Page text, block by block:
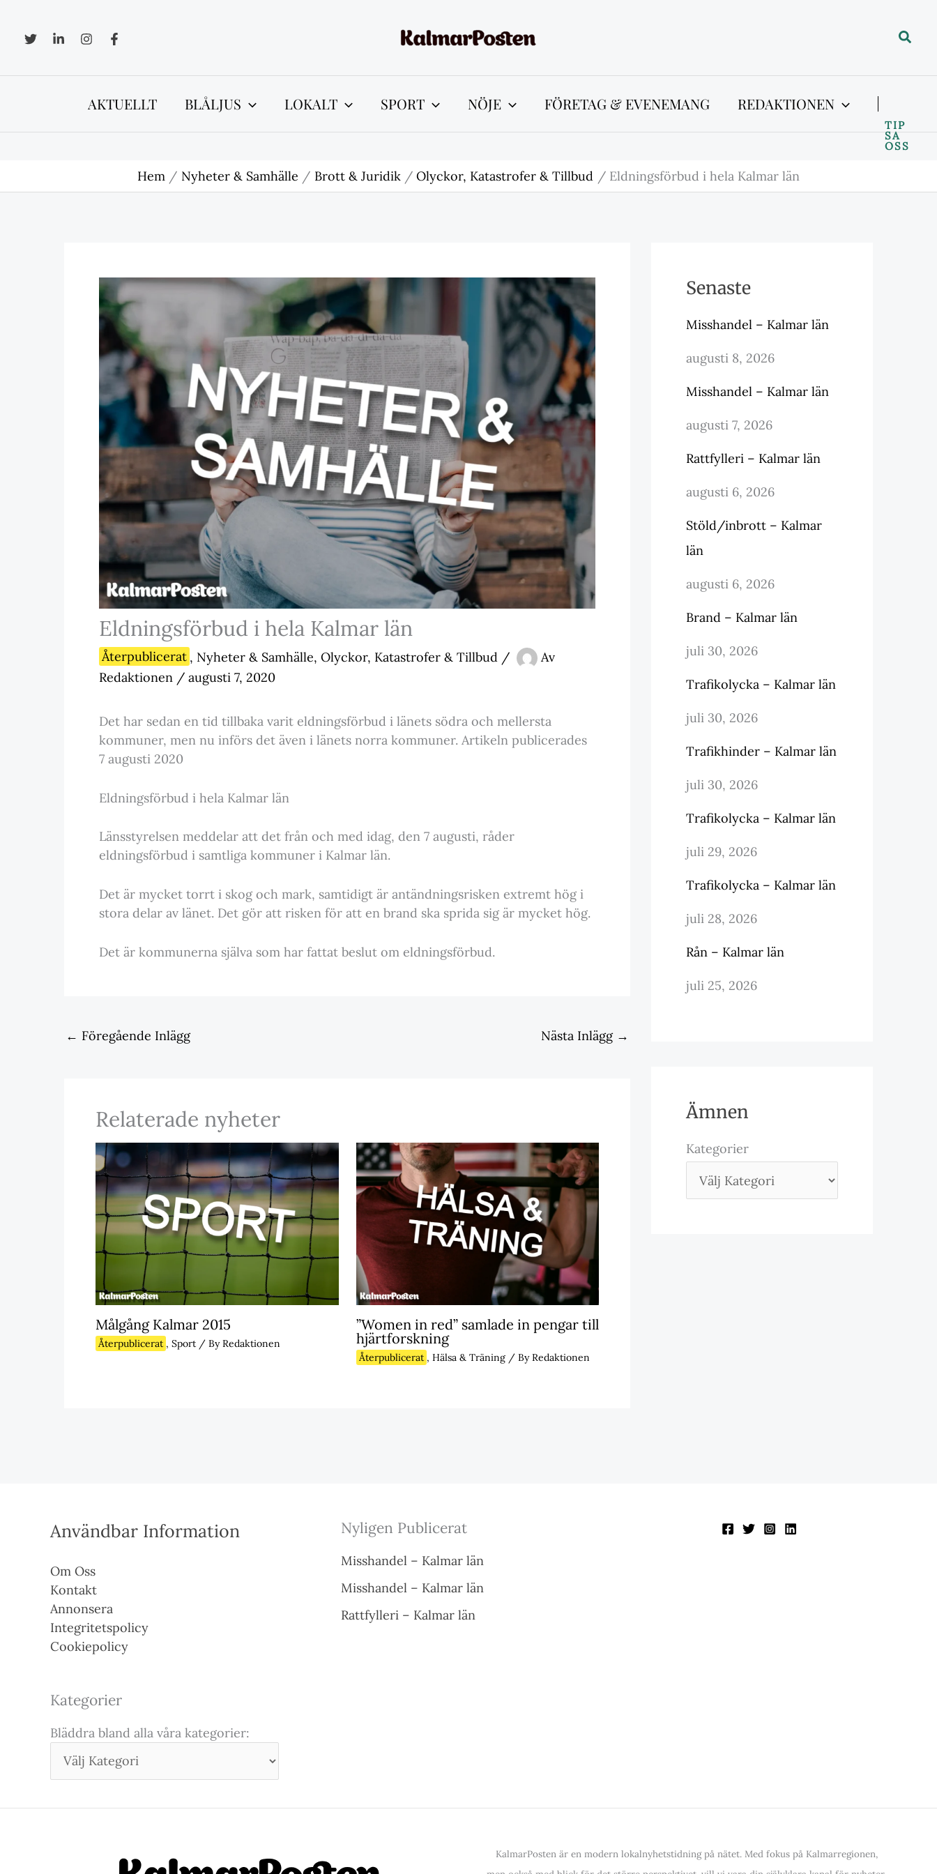
innehåll
Sök
AKTUELLT BLÅLJUS LOKALT SPORT NÖJE FÖRETAG & EVENEMANG REDAKTIONEN
TIP
SA
OSS
Hem Nyheter & Samhälle Brott & Juridik Olyckor, Katastrofer & Tillbud Eldningsförbud i hela Kalmar län
Eldningsförbud i hela Kalmar län
Återpublicerat , Nyheter & Samhälle, Olyckor, Katastrofer & Tillbud /
Av
Redaktionen / augusti 7, 2020
Det har sedan en tid tillbaka varit eldningsförbud i länets södra och mellersta
kommuner, men nu införs det även i länets norra kommuner. Artikeln publicerades
7 augusti 2020
Eldningsförbud i hela Kalmar län
Länsstyrelsen meddelar att det från och med idag, den 7 augusti, råder
eldningsförbud i samtliga kommuner i Kalmar län.
Det är mycket torrt i skog och mark, samtidigt är antändningsrisken extremt hög i
stora delar av länet. Det gör att risken för att en brand ska sprida sig är mycket hög.
Det är kommunerna själva som har fattat beslut om eldningsförbud.
← Föregående Inlägg Nästa Inlägg →
Relaterade nyheter
Målgång Kalmar 2015
Återpublicerat , Sport / ByRedaktionen
”Women in red” samlade in pengar till
hjärtforskning
Återpublicerat , Hälsa & Träning/ ByRedaktionen
Senaste
Misshandel – Kalmar län
augusti 8, 2026
Misshandel – Kalmar län
augusti 7, 2026
Rattfylleri – Kalmar län
augusti 6, 2026
Stöld/inbrott – Kalmar
län
augusti 6, 2026
Brand – Kalmar län
juli 30, 2026
Trafikolycka – Kalmar län
juli 30, 2026
Trafikhinder – Kalmar län
juli 30, 2026
Trafikolycka – Kalmar län
juli 29, 2026
Trafikolycka – Kalmar län
juli 28, 2026
Rån – Kalmar län
juli 25, 2026
Ämnen
Kategorier
Användbar Information
Om Oss
Kontakt
Annonsera
Integritetspolicy
Cookiepolicy
Kategorier
Bläddra bland alla våra kategorier:
Nyligen Publicerat
Misshandel – Kalmar län
Misshandel – Kalmar län
Rattfylleri – Kalmar län
KalmarPosten är en modern lokalnyhetstidning på nätet. Med fokus på Kalmarregionen,